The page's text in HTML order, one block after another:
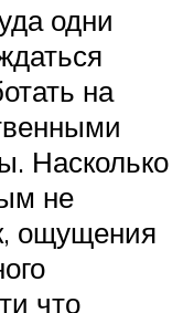
одни
на
Насколько
не
ощущения
что